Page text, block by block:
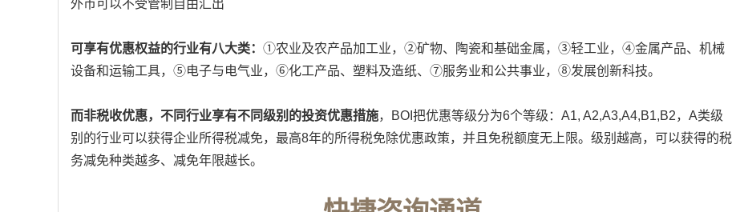
外币可以不受管制自由汇出
可享有优惠权益的行业有八大类： ①农业及农产品加工业，②矿物、陶瓷和基础金属，③轻工业，④金属产品、机械
设备和运输工具，⑤电子与电气业，⑥化工产品、塑料及造纸、⑦服务业和公共事业，⑧发展创新科技。
而非税收优惠，不同行业享有不同级别的投资优惠措施，BOI把优惠等级分为6个等级：A1, A2,A3,A4,B1,B2，A类级
别的行业可以获得企业所得税减免，最高8年的所得税免除优惠政策，并且免税额度无上限。级别越高，可以获得的税
务减免种类越多、减免年限越长。